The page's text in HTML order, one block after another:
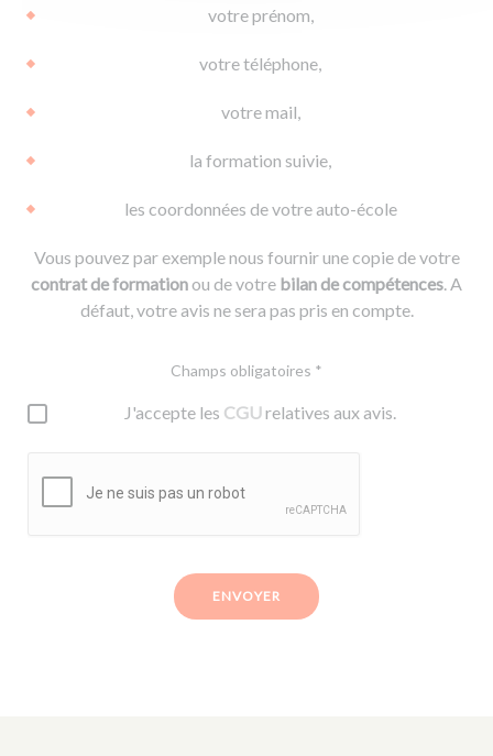
votre prénom,
votre téléphone,
votre mail,
la formation suivie,
les coordonnées de votre auto-école
Vous pouvez par exemple nous fournir une copie de votre
contrat de formationou de votre bilan de compétences. A
défaut, votre avis ne sera pas pris en compte.
Champs obligatoires *
J'accepte les CGUrelatives aux avis.
ENVOYER